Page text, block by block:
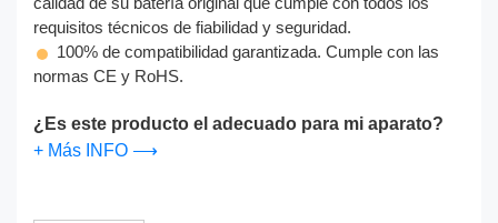
requisitos técnicos de fiabilidad y seguridad.
100% de compatibilidad garantizada. Cumple con las
normas CE y RoHS.
¿Es este producto el adecuado para mi aparato?
+ Más INFO ⟶